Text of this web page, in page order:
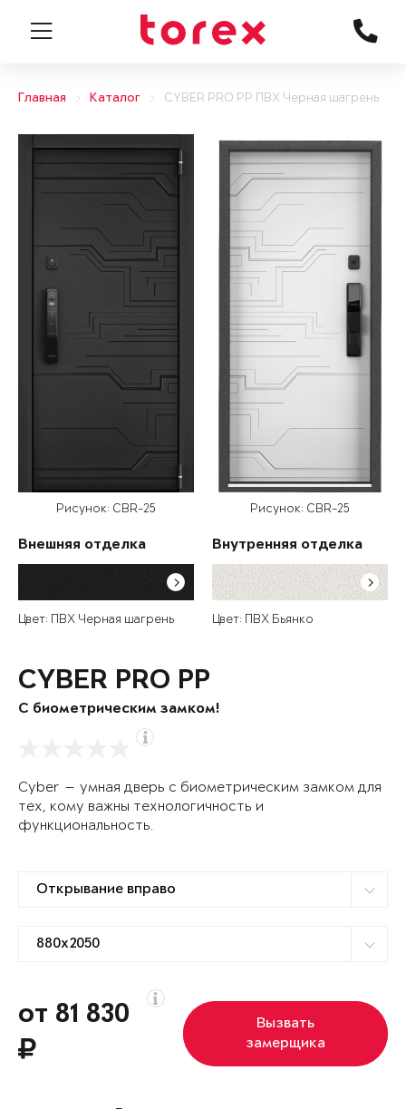
Главная Каталог CYBER PRO PP ПВХ Черная шагрень
Рисунок: CBR-25
Внешняя отделка
Цвет: ПВХ Черная шагрень
Рисунок: CBR-25
Внутренняя отделка
Цвет: ПВХ Бьянко
CYBER PRO PP
С биометрическим замком!
Cyber — умная дверь с биометрическим замком для
тех, кому важны технологичность и
функциональность.
от 81 830
Вызвать
замерщика